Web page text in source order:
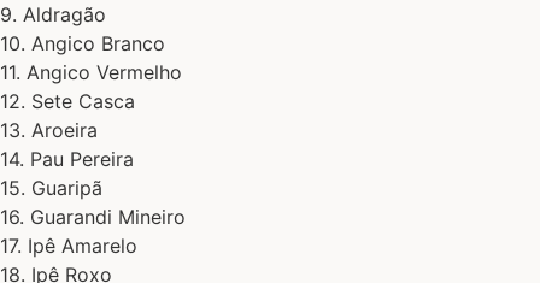
9. Aldragão
10. Angico Branco
11. Angico Vermelho
12. Sete Casca
13. Aroeira
14. Pau Pereira
15. Guaripã
16. Guarandi Mineiro
17. Ipê Amarelo
18. Ipê Roxo